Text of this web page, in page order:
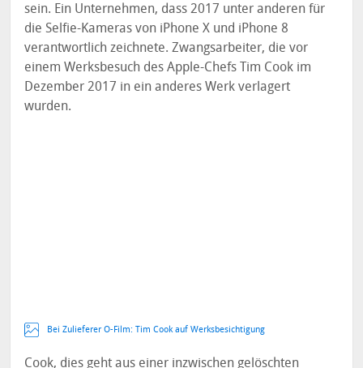
sein. Ein Unternehmen, dass 2017 unter anderen für
die Selfie-Kameras von iPhone X und iPhone 8
verantwortlich zeichnete. Zwangsarbeiter, die vor
einem Werksbesuch des Apple-Chefs Tim Cook im
Dezember 2017 in ein anderes Werk verlagert
wurden.
Bei Zulieferer O-Film: Tim Cook auf Werksbesichtigung
Cook, dies geht aus einer inzwischen gelöschten